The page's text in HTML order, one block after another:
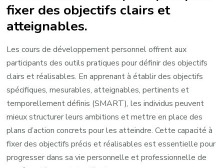
fixer des objectifs clairs et
atteignables.
Les cours de développement personnel offrent aux
participants des outils pratiques pour définir des objectifs
clairs et réalisables. En apprenant à établir des objectifs
spécifiques, mesurables, atteignables, pertinents et
temporellement définis (SMART), les individus peuvent
mieux structurer leurs ambitions et mettre en place des
plans d’action concrets pour les atteindre. Cette capacité à
fixer des objectifs précis et réalisables est essentielle pour
progresser dans sa vie personnelle et professionnelle de